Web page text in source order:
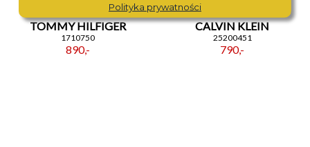
TOMMY HILFIGER
1710750
890,-
CALVIN KLEIN
25200451
790,-
Polityka prywatności